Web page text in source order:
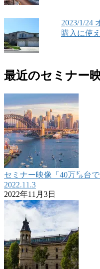
2023/1/24
購入に使
最近のセミナー
セミナー映像「40万㌦台
2022.11.3
2022年11月3日